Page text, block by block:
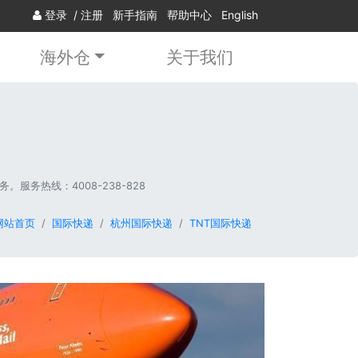
登录 / 注册 新手指南 帮助中心 English
海外仓 关于我们
务。服务热线：4008-238-828
站首页 国际快递 杭州国际快递 TNT国际快递